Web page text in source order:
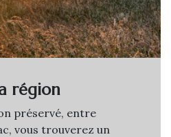
région
préservé, entre
vous trouverez un